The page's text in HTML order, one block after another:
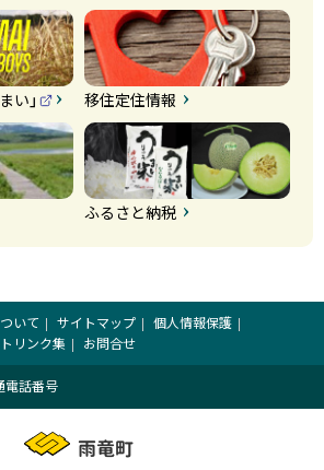
い」
外
部
サ
イ
ト
移住定住情報
ふるさと納税
いて サイトマップ
個人情報保護
リンク集 お問合せ
電話番号
雨竜町